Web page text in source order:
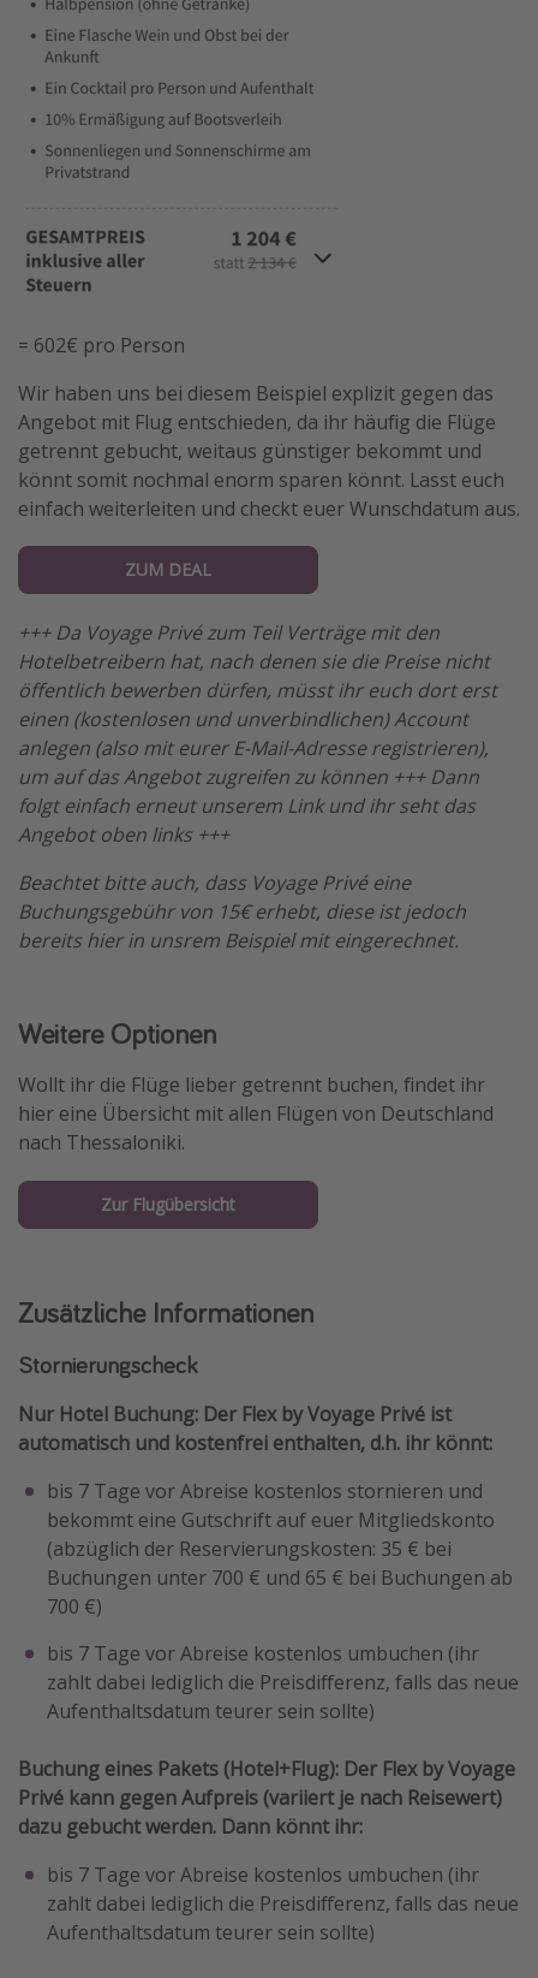
= 602€ pro Person
Wir haben uns bei diesem Beispiel explizit gegen das
Angebot mit Flug entschieden, da ihr häufig die Flüge
getrennt gebucht, weitaus günstiger bekommt und
könnt somit nochmal enorm sparen könnt. Lasst euch
einfach weiterleiten und checkt euer Wunschdatum aus.
ZUM DEAL
+++ Da Voyage Privé zum Teil Verträge mit den
Hotelbetreibern hat, nach denen sie die Preise nicht
öffentlich bewerben dürfen, müsst ihr euch dort erst
einen (kostenlosen und unverbindlichen) Account
anlegen (also mit eurer E-Mail-Adresse registrieren),
um auf das Angebot zugreifen zu können +++ Dann
folgt einfach erneut unserem Link und ihr seht das
Angebot oben links +++
Beachtet bitte auch, dass Voyage Privé eine
Buchungsgebühr von 15€ erhebt, diese ist jedoch
bereits hier in unsrem Beispiel mit eingerechnet.
Weitere Optionen
Wollt ihr die Flüge lieber getrennt buchen, findet ihr
hier eine Übersicht mit allen Flügen von Deutschland
nach Thessaloniki.
Zur Flugübersicht
Zusätzliche Informationen
Stornierungscheck
Nur Hotel Buchung: Der Flex by Voyage Privé ist
automatisch und kostenfrei enthalten, d.h. ihr könnt:
bis 7 Tage vor Abreise kostenlos stornieren und
bekommt eine Gutschrift auf euer Mitgliedskonto
(abzüglich der Reservierungskosten: 35 € bei
Buchungen unter 700 € und 65 € bei Buchungen ab
700 €)
bis 7 Tage vor Abreise kostenlos umbuchen (ihr
zahlt dabei lediglich die Preisdifferenz, falls das neue
Aufenthaltsdatum teurer sein sollte)
Buchung eines Pakets (Hotel+Flug): Der Flex by Voyage
Privé kann gegen Aufpreis (variiert je nach Reisewert)
dazu gebucht werden. Dann könnt ihr:
bis 7 Tage vor Abreise kostenlos umbuchen (ihr
zahlt dabei lediglich die Preisdifferenz, falls das neue
Aufenthaltsdatum teurer sein sollte)